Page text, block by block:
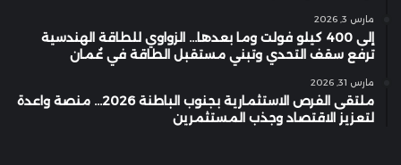
مارس 3, 2026
إلى 400 كيلو فولت وما بعدها… الزواوي للطاقة الهندسية
ترفع سقف التحدي وتبني مستقبل الطاقة في عُمان
مارس 31, 2026
ملتقى الفرص الاستثمارية بجنوب الباطنة 2026… منصة واعدة
لتعزيز الاقتصاد وجذب المستثمرين